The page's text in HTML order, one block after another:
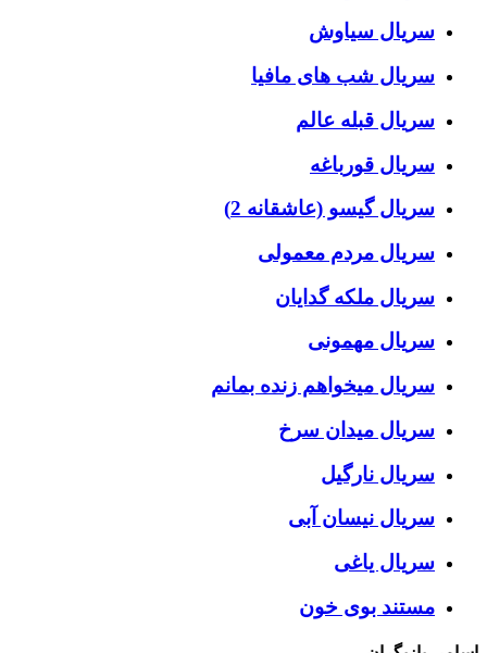
سریال سیاوش
سریال شب های مافیا
سریال قبله عالم
سریال قورباغه
سریال گیسو (عاشقانه 2)
سریال مردم معمولی
سریال ملکه گدایان
سریال مهمونی
سریال میخواهم زنده بمانم
سریال میدان سرخ
سریال نارگیل
سریال نیسان آبی
سریال یاغی
مستند بوی خون